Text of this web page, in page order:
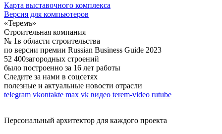
Карта выставочного комплекса
Версия для компьютеров
«Теремъ»
Строительная компания
№ 1в области строительства
по версии премии Russian Business Guide 2023
52 400загородных строений
было построенно за 16 лет работы
Следите за нами в соцсетях
полезные и актуальные новости отрасли
telegram vkontakte max vk видео terem-video rutube
Персональный архитектор для каждого проекта